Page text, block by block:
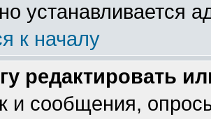
устанавливается
к началу
редактировать
и сообщения,